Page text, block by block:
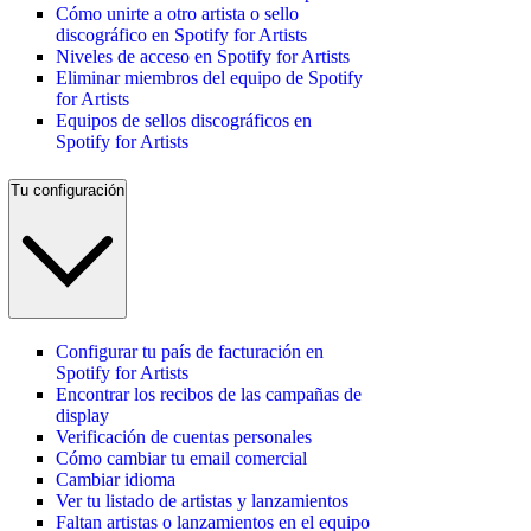
Cómo unirte a otro artista o sello
discográfico en Spotify for Artists
Niveles de acceso en Spotify for Artists
Eliminar miembros del equipo de Spotify
for Artists
Equipos de sellos discográficos en
Spotify for Artists
Tu configuración
Configurar tu país de facturación en
Spotify for Artists
Encontrar los recibos de las campañas de
display
Verificación de cuentas personales
Cómo cambiar tu email comercial
Cambiar idioma
Ver tu listado de artistas y lanzamientos
Faltan artistas o lanzamientos en el equipo